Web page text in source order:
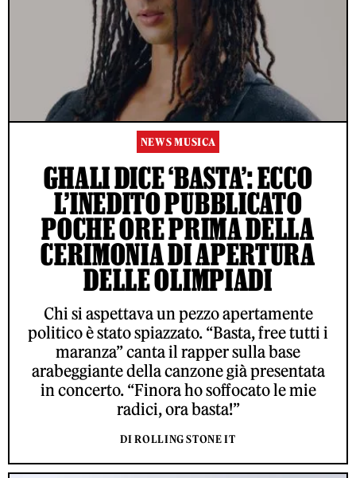
NEWS MUSICA
GHALI DICE ‘BASTA’: ECCO
L’INEDITO PUBBLICATO
POCHE ORE PRIMA DELLA
CERIMONIA DI APERTURA
DELLE OLIMPIADI
Chi si aspettava un pezzo apertamente
politico è stato spiazzato. “Basta, free tutti i
maranza” canta il rapper sulla base
arabeggiante della canzone già presentata
in concerto. “Finora ho soffocato le mie
radici, ora basta!”
DI ROLLING STONE IT